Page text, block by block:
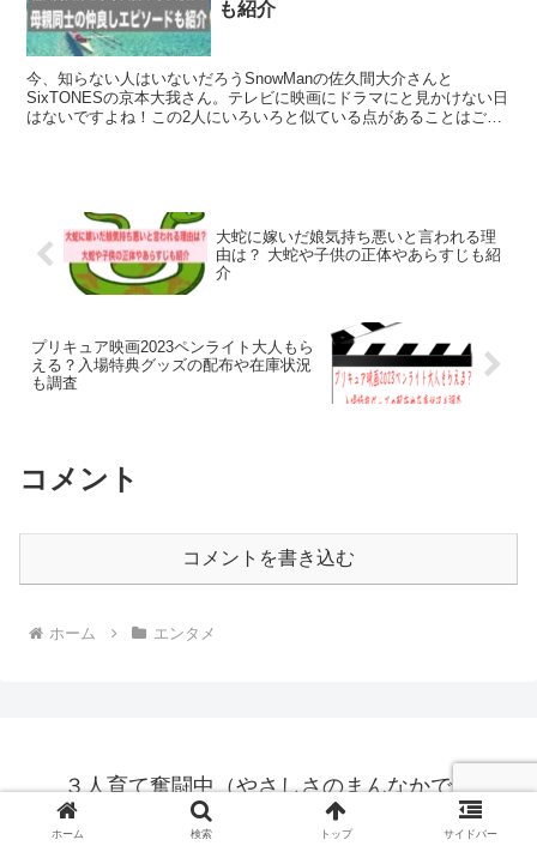
も紹介
今、知らない人はいないだろうSnowManの佐久間大介さんと
SixTONESの京本大我さん。テレビに映画にドラマにと見かけない日
はないですよね！この2人にいろいろと似ている点があることはご存
大蛇に嫁いだ娘気持ち悪いと言われる理
由は？ 大蛇や子供の正体やあらすじも紹
介
プリキュア映画2023ペンライト大人もら
える？入場特典グッズの配布や在庫状況
も調査
コメント
コメントを書き込む
ホーム エンタメ
３人育て奮闘中（やさしさのまんなかで）
プライバシーポリシー
お問い合わせ
ホーム 検索 トップ サイドバー